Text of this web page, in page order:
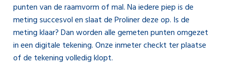
punten van de raamvorm of mal. Na iedere piep is de
meting succesvol en slaat de Proliner deze op. Is de
meting klaar? Dan worden alle gemeten punten omgezet
in een digitale tekening. Onze inmeter checkt ter plaatse
of de tekening volledig klopt.